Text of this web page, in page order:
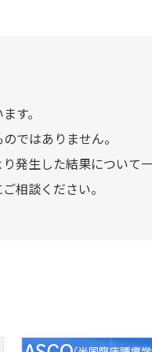
す。
ではありません。
発生した結果について
相談ください。